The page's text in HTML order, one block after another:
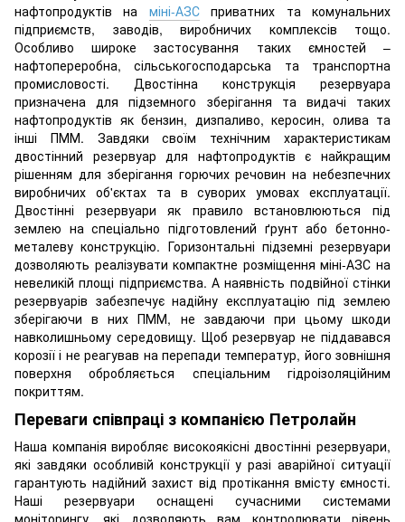
нафтопродуктів на міні-АЗСприватних та комунальних
підприємств, заводів, виробничих комплексів тощо.
Особливо широке застосування таких ємностей –
нафтопереробна, сільськогосподарська та транспортна
промисловості. Двостінна конструкція резервуара
призначена для підземного зберігання та видачі таких
нафтопродуктів як бензин, дизпаливо, керосин, олива та
інші ПММ. Завдяки своїм технічним характеристикам
двостінний резервуар для нафтопродуктів є найкращим
рішенням для зберігання горючих речовин на небезпечних
виробничих об'єктах та в суворих умовах експлуатації.
Двостінні резервуари як правило встановлюються під
землею на спеціально підготовлений ґрунт або бетонно-
металеву конструкцію. Горизонтальні підземні резервуари
дозволяють реалізувати компактне розміщення міні-АЗС на
невеликій площі підприємства. А наявність подвійної стінки
резервуарів забезпечує надійну експлуатацію під землею
зберігаючи в них ПММ, не завдаючи при цьому шкоди
навколишньому середовищу. Щоб резервуар не піддавався
корозії і не реагував на перепади температур, його зовнішня
поверхня обробляється спеціальним гідроізоляційним
покриттям.
Переваги співпраці з компанією Петролайн
Наша компанія виробляє високоякісні двостінні резервуари,
які завдяки особливій конструкції у разі аварійної ситуації
гарантують надійний захист від протікання вмісту ємності.
Наші резервуари оснащені сучасними системами
моніторингу, які дозволяють вам контролювати рівень